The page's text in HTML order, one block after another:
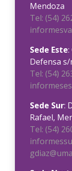
Mendoza
Tel: (54)
Sede Este
Defensa s/
Tel: (54)
Sede Sur:
Rafael,
Tel: (54)